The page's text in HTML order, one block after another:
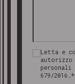
Letta e
personali
679/2016.*